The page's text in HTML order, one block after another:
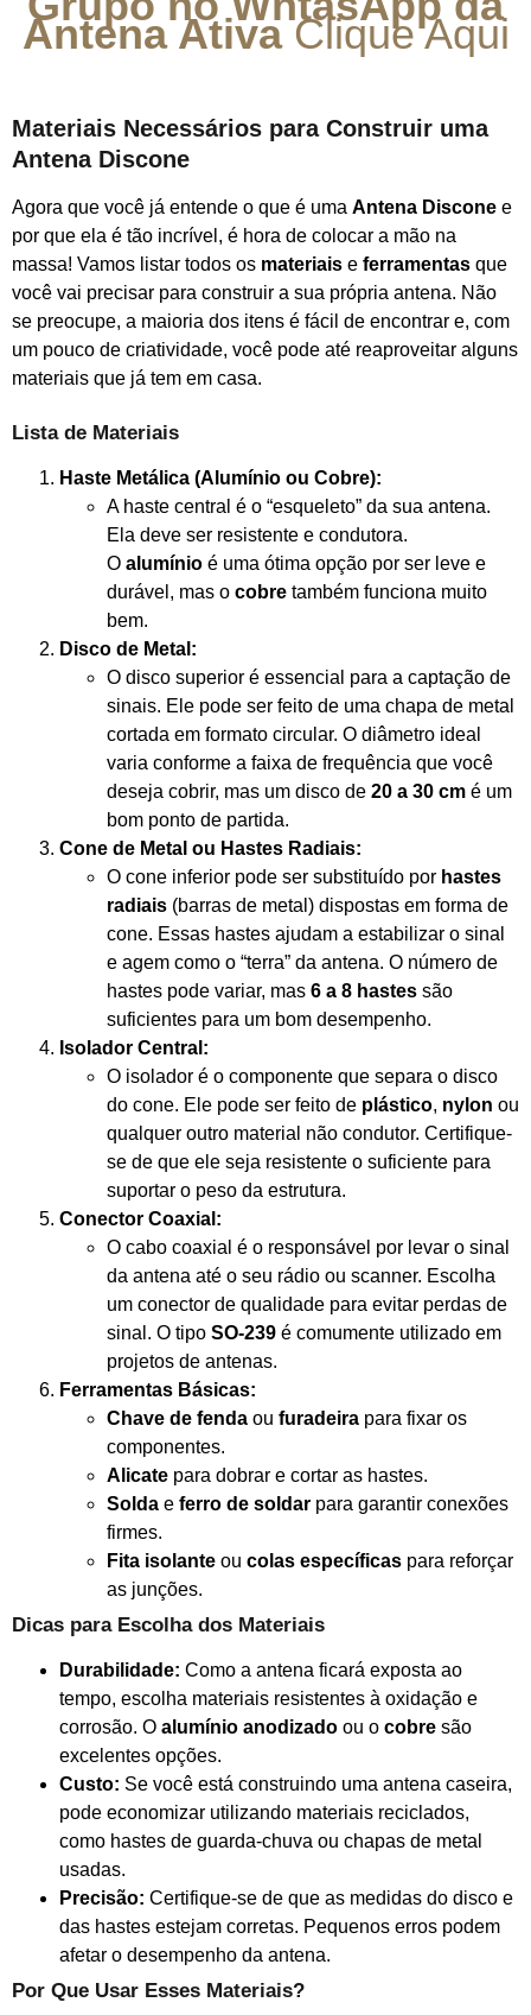
Antena Ativa Clique Aqui
Materiais Necessários para Construir uma
Antena Discone
Agora que você já entende o que é uma Antena Discone e
por que ela é tão incrível, é hora de colocar a mão na
massa! Vamos listar todos os materiais e ferramentas que
você vai precisar para construir a sua própria antena. Não
se preocupe, a maioria dos itens é fácil de encontrar e, com
um pouco de criatividade, você pode até reaproveitar alguns
materiais que já tem em casa.
Lista de Materiais
Haste Metálica (Alumínio ou Cobre):
A haste central é o “esqueleto” da sua antena.
Ela deve ser resistente e condutora.
O alumínio é uma ótima opção por ser leve e
durável, mas o cobre também funciona muito
bem.
Disco de Metal:
O disco superior é essencial para a captação de
sinais. Ele pode ser feito de uma chapa de metal
cortada em formato circular. O diâmetro ideal
varia conforme a faixa de frequência que você
deseja cobrir, mas um disco de 20 a 30 cm é um
bom ponto de partida.
Cone de Metal ou Hastes Radiais:
O cone inferior pode ser substituído por hastes
radiais (barras de metal) dispostas em forma de
cone. Essas hastes ajudam a estabilizar o sinal
e agem como o “terra” da antena. O número de
hastes pode variar, mas 6 a 8 hastes são
suficientes para um bom desempenho.
Isolador Central:
O isolador é o componente que separa o disco
do cone. Ele pode ser feito de plástico, nylon ou
qualquer outro material não condutor. Certifique-
se de que ele seja resistente o suficiente para
suportar o peso da estrutura.
Conector Coaxial:
O cabo coaxial é o responsável por levar o sinal
da antena até o seu rádio ou scanner. Escolha
um conector de qualidade para evitar perdas de
sinal. O tipo SO-239 é comumente utilizado em
projetos de antenas.
Ferramentas Básicas:
Chave de fenda ou furadeira para fixar os
componentes.
Alicate para dobrar e cortar as hastes.
Solda e ferro de soldar para garantir conexões
firmes.
Fita isolante ou colas específicas para reforçar
as junções.
Dicas para Escolha dos Materiais
Durabilidade: Como a antena ficará exposta ao
tempo, escolha materiais resistentes à oxidação e
corrosão. O alumínio anodizado ou o cobre são
excelentes opções.
Custo: Se você está construindo uma antena caseira,
pode economizar utilizando materiais reciclados,
como hastes de guarda-chuva ou chapas de metal
usadas.
Precisão: Certifique-se de que as medidas do disco e
das hastes estejam corretas. Pequenos erros podem
afetar o desempenho da antena.
Por Que Usar Esses Materiais?